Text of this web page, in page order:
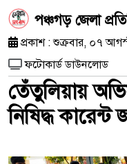
পঞ্চগড় জেলা
প্রকাশ : শুক্রবার, ০৭
ফটোকার্ড ডাউনলোড
তেঁতুলিয়ায়
নিষিদ্ধ